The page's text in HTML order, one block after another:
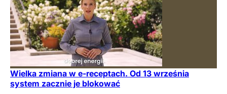
Wielka zmiana w e-receptach. Od 13 września
system zacznie je blokować